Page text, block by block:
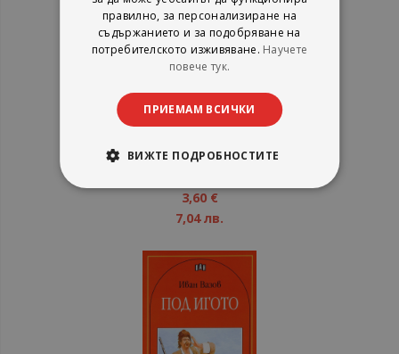
Най-хубавите приказки
Пан
1%
3,60 €
7,04 лв.
правилно, за персонализиране на
съдържанието и за подобряване на
потребителското изживяване. Научете
повече тук.
ПРИЕМАМ ВСИЧКИ
ВИЖТЕ ПОДРОБНОСТИТЕ